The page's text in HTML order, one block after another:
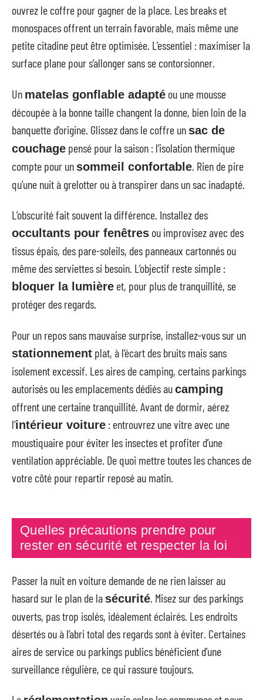
ouvrez le coffre pour gagner de la place. Les breaks et
monospaces offrent un terrain favorable, mais même une
petite citadine peut être optimisée. L’essentiel : maximiser la
surface plane pour s’allonger sans se contorsionner.
Un matelas gonflable adapté ou une mousse
découpée à la bonne taille changent la donne, bien loin de la
banquette d’origine. Glissez dans le coffre un sac de
couchage pensé pour la saison : l’isolation thermique
compte pour un sommeil confortable . Rien de pire
qu’une nuit à grelotter ou à transpirer dans un sac inadapté.
L’obscurité fait souvent la différence. Installez des
occultants pour fenêtres ou improvisez avec des
tissus épais, des pare-soleils, des panneaux cartonnés ou
même des serviettes si besoin. L’objectif reste simple :
bloquer la lumière et, pour plus de tranquillité, se
protéger des regards.
Pour un repos sans mauvaise surprise, installez-vous sur un
stationnement plat, à l’écart des bruits mais sans
isolement excessif. Les aires de camping, certains parkings
autorisés ou les emplacements dédiés aucamping
offrent une certaine tranquillité. Avant de dormir, aérez
l’intérieur voiture : entrouvrez une vitre avec une
moustiquaire pour éviter les insectes et profiter d’une
ventilation appréciable. De quoi mettre toutes les chances de
votre côté pour repartir reposé au matin.
Quelles précautions prendre pour
rester en sécurité et respecter la loi
Passer la nuit en voiture demande de ne rien laisser au
hasard sur le plan de la sécurité . Misez sur des parkings
ouverts, pas trop isolés, idéalement éclairés. Les endroits
désertés ou à l’abri total des regards sont à éviter. Certaines
aires de service ou parkings publics bénéficient d’une
surveillance régulière, ce qui rassure toujours.